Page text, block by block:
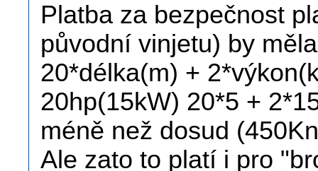
Platba za bezpečnost
původní vinjetu) by
20*délka(m) +
20hp(15kW) 20*5 +
méně než dosud
Ale zato to platí i pro